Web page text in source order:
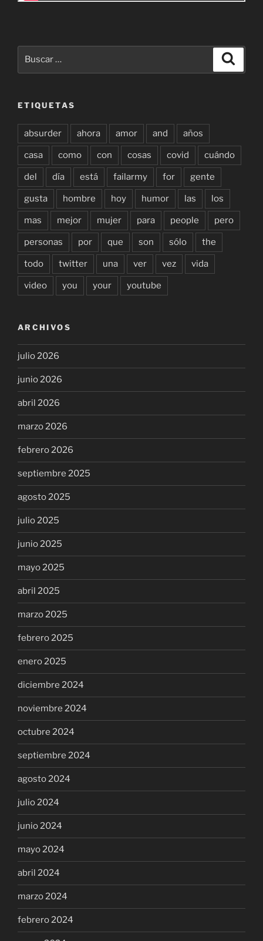
ETIQUETAS
absurder ahora amor and años
casa como con cosas covid cuándo
del día está failarmy for gente
gusta hombre hoy humor las los
mas mejor mujer para people pero
personas por que son sólo the
todo twitter una ver vez vida
video you your youtube
ARCHIVOS
julio 2026
junio 2026
abril 2026
marzo 2026
febrero 2026
septiembre 2025
agosto 2025
julio 2025
junio 2025
mayo 2025
abril 2025
marzo 2025
febrero 2025
enero 2025
diciembre 2024
noviembre 2024
octubre 2024
septiembre 2024
agosto 2024
julio 2024
junio 2024
mayo 2024
abril 2024
marzo 2024
febrero 2024